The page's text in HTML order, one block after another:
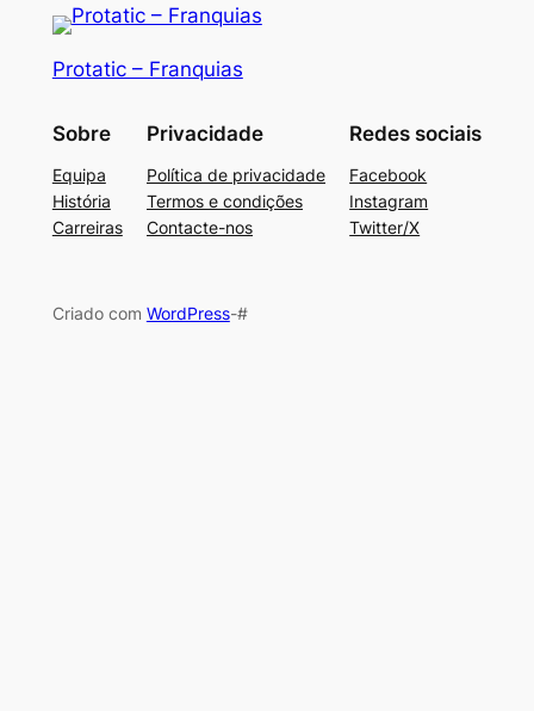
Protatic – Franquias
Sobre
Equipa
História
Carreiras
Privacidade
Política de privacidade
Termos e condições
Contacte-nos
Redes sociais
Facebook
Instagram
Twitter/X
Criado com WordPress-#